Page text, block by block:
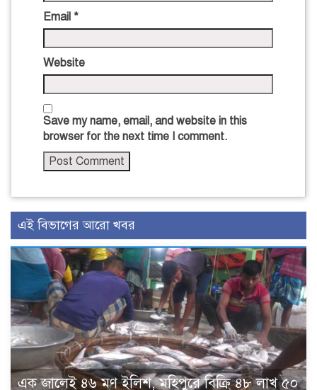
Email *
Website
Save my name, email, and website in this
browser for the next time I comment.
এই বিভাগের আরো খবর
এক জালেই ৪৬ মণ ইলিশ, মহিপুরে বিক্রি ৪৮ লাখ ৫০